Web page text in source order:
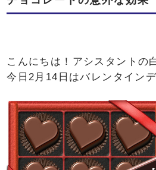
こんにちは！アシスタントの
今日2月14日はバレンタイン